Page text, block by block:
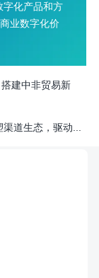
化产品和方
业数字化价
建中非贸易新
道生态，驱动...